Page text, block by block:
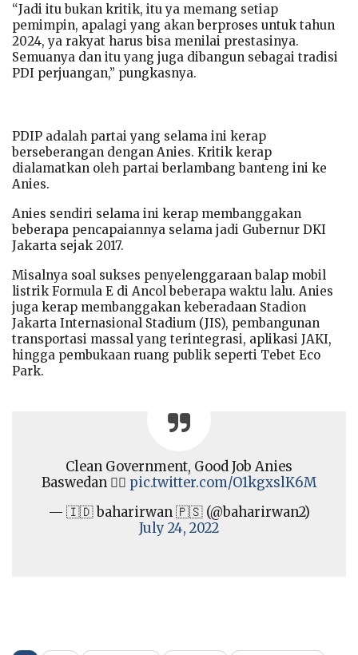
“Jadi itu bukan kritik, itu ya memang setiap
pemimpin, apalagi yang akan berproses untuk tahun
2024, ya rakyat harus bisa menilai prestasinya.
Semuanya dan itu yang juga dibangun sebagai tradisi
PDI perjuangan,” pungkasnya.
PDIP adalah partai yang selama ini kerap
berseberangan dengan Anies. Kritik kerap
dialamatkan oleh partai berlambang banteng ini ke
Anies.
Anies sendiri selama ini kerap membanggakan
beberapa pencapaiannya selama jadi Gubernur DKI
Jakarta sejak 2017.
Misalnya soal sukses penyelenggaraan balap mobil
listrik Formula E di Ancol beberapa waktu lalu. Anies
juga kerap membanggakan keberadaan Stadion
Jakarta Internasional Stadium (JIS), pembangunan
transportasi massal yang terintegrasi, aplikasi JAKI,
hingga pembukaan ruang publik seperti Tebet Eco
Park.
Clean Government, Good Job Anies
Baswedan 👍🏾 pic.twitter.com/O1kgxslK6M
— 🇮🇩 baharirwan 🇵🇸 (@baharirwan2)
July 24, 2022